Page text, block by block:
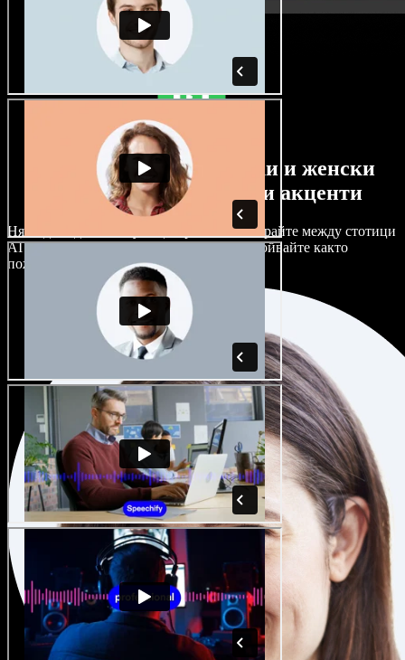
Огромен избор от мъжки и женски
гласове с най-различни акценти
Няма два еднакво звучащи проекта. Избирайте между стотици
AI гласови актьори и акценти и ги настройвайте както
пожелаете.